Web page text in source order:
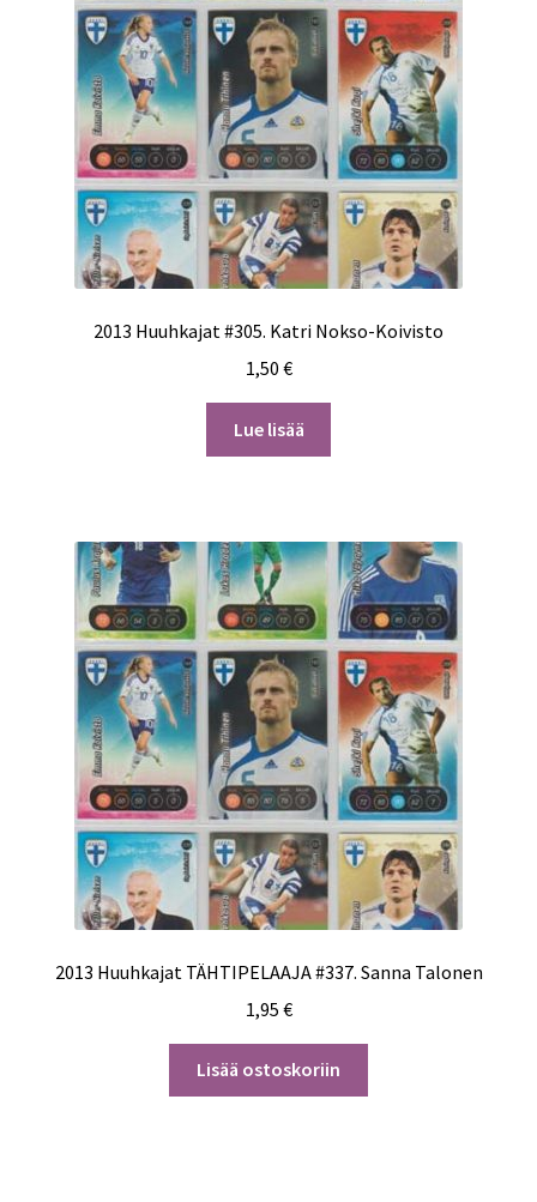
2013 Huuhkajat #305. Katri Nokso-Koivisto
1,50 €
Lue lisää
2013 Huuhkajat TÄHTIPELAAJA #337. Sanna Talonen
1,95 €
Lisää ostoskoriin